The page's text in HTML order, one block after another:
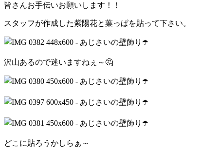
皆さんお手伝いお願いします！！
スタッフが作成した紫陽花と葉っぱを貼って下さい。
沢山あるので迷いますねぇ～🤔
どこに貼ろうかしらぁ～